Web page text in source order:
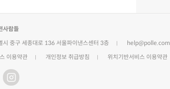
사람들
시 중구 세종대로 136 서울파이낸스센터 3층
help@polle.com
이용약관 개인정보 취급방침 위치기반서비스 이용약관